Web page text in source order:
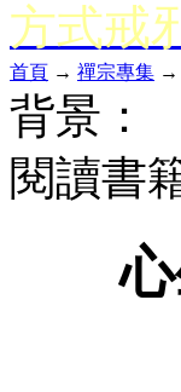
方式戒
首頁 → 禪宗專集 →
背景：
閱讀書